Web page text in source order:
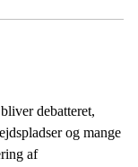
debatteret,
og mange
af